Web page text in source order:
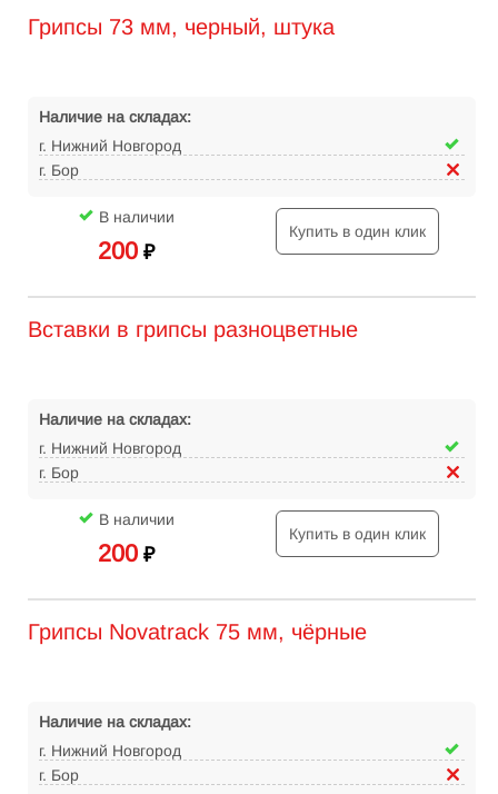
Грипсы 73 мм, черный, штука
Наличие на складах:
г. Нижний Новгород
г. Бор
В наличии
200 ₽
Купить в один клик
Вставки в грипсы разноцветные
Наличие на складах:
г. Нижний Новгород
г. Бор
В наличии
200 ₽
Купить в один клик
Грипсы Novatrack 75 мм, чёрные
Наличие на складах:
г. Нижний Новгород
г. Бор